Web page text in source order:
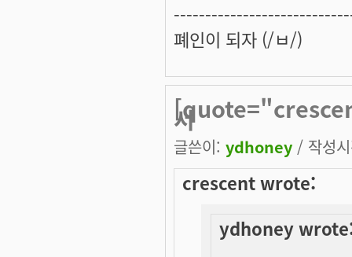
폐인이 되자 (/ㅂ/)
서
글쓴이: ydhoney / 작성
crescent wrote:
ydhoney